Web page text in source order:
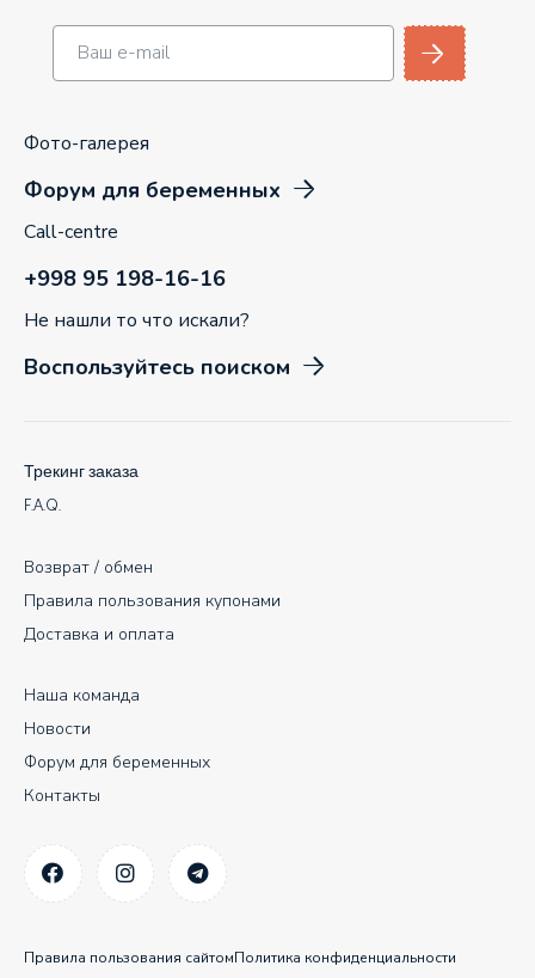
Фото-галерея
Форум для беременных
Call-centre
+998 95 198-16-16
Не нашли то что искали?
Воспользуйтесь поиском
Правила пользования сайтомПолитика конфиденциальности
Наша команда
Новости
Форум для беременных
Контакты
Возврат / обмен
Правила пользования купонами
Доставка и оплата
Трекинг заказа
F.A.Q.